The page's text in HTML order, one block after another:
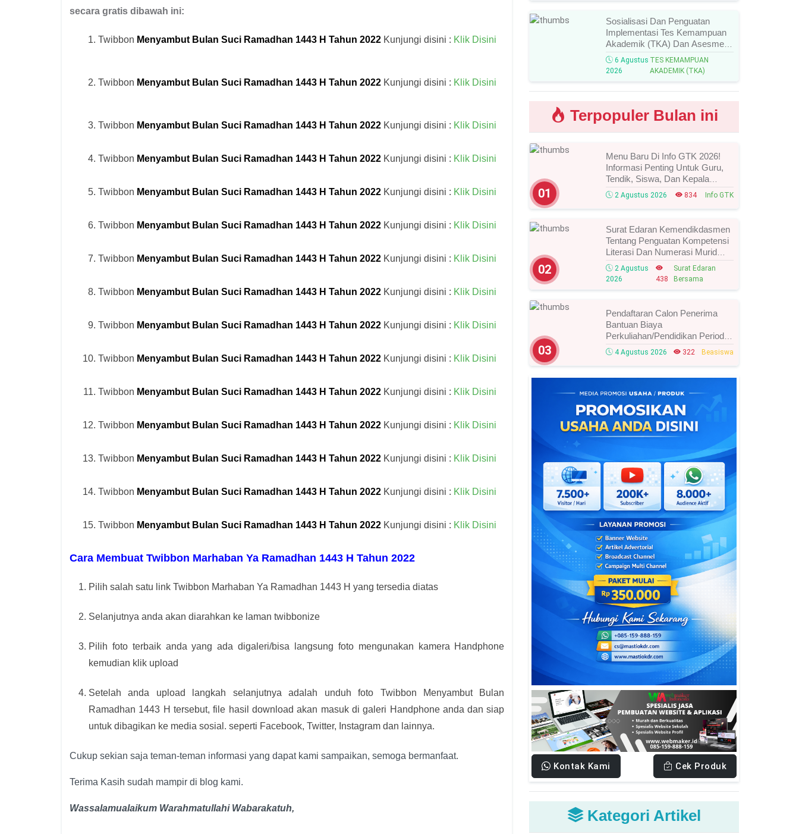
secara gratis dibawah ini:
Twibbon Menyambut Bulan Suci Ramadhan 1443 H Tahun 2022 Kunjungi disini : Klik Disini
Twibbon Menyambut Bulan Suci Ramadhan 1443 H Tahun 2022 Kunjungi disini : Klik Disini
Twibbon Menyambut Bulan Suci Ramadhan 1443 H Tahun 2022 Kunjungi disini : Klik Disini
Twibbon Menyambut Bulan Suci Ramadhan 1443 H Tahun 2022 Kunjungi disini : Klik Disini
Twibbon Menyambut Bulan Suci Ramadhan 1443 H Tahun 2022 Kunjungi disini : Klik Disini
Twibbon Menyambut Bulan Suci Ramadhan 1443 H Tahun 2022 Kunjungi disini : Klik Disini
Twibbon Menyambut Bulan Suci Ramadhan 1443 H Tahun 2022 Kunjungi disini : Klik Disini
Twibbon Menyambut Bulan Suci Ramadhan 1443 H Tahun 2022 Kunjungi disini : Klik Disini
Twibbon Menyambut Bulan Suci Ramadhan 1443 H Tahun 2022 Kunjungi disini : Klik Disini
Twibbon Menyambut Bulan Suci Ramadhan 1443 H Tahun 2022 Kunjungi disini : Klik Disini
Twibbon Menyambut Bulan Suci Ramadhan 1443 H Tahun 2022 Kunjungi disini : Klik Disini
Twibbon Menyambut Bulan Suci Ramadhan 1443 H Tahun 2022 Kunjungi disini : Klik Disini
Twibbon Menyambut Bulan Suci Ramadhan 1443 H Tahun 2022 Kunjungi disini : Klik Disini
Twibbon Menyambut Bulan Suci Ramadhan 1443 H Tahun 2022 Kunjungi disini : Klik Disini
Twibbon Menyambut Bulan Suci Ramadhan 1443 H Tahun 2022 Kunjungi disini : Klik Disini
Cara Membuat Twibbon Marhaban Ya Ramadhan 1443 H Tahun 2022
Pilih salah satu link Twibbon Marhaban Ya Ramadhan 1443 H yang tersedia diatas
Selanjutnya anda akan diarahkan ke laman twibbonize
Pilih foto terbaik anda yang ada digaleri/bisa langsung foto mengunakan kamera Handphone
kemudian klik upload
Setelah anda upload langkah selanjutnya adalah unduh foto Twibbon Menyambut Bulan
Ramadhan 1443 H tersebut, file hasil download akan masuk di galeri Handphone anda dan siap
untuk dibagikan ke media sosial. seperti Facebook, Twitter, Instagram dan lainnya.
Cukup sekian saja teman-teman informasi yang dapat kami sampaikan, semoga bermanfaat.
Terima Kasih sudah mampir di blog kami.
Wassalamualaikum Warahmatullahi Wabarakatuh,
Sosialisasi Dan Penguatan
Implementasi Tes Kemampuan
Akademik (TKA) Dan Asesmen
Nasional (AN) Jenjang SMK
Tahun 2026, Ini Jadwal, Materi,
Dan Link Mengikutinya!
6 Agustus
2026
TES KEMAMPUAN
AKADEMIK (TKA)
Terpopuler Bulan ini
01
Menu Baru Di Info GTK 2026!
Informasi Penting Untuk Guru,
Tendik, Siswa, Dan Kepala
Sekolah, Segera Cek Ini Batas
Waktunya!
2 Agustus 2026 834 Info GTK
02
Surat Edaran Kemendikdasmen
Tentang Penguatan Kompetensi
Literasi Dan Numerasi Murid
Tahun 2026, Ini Strategi Dan
Alurnya
2 Agustus
2026
438
Surat Edaran
Bersama
03
Pendaftaran Calon Penerima
Bantuan Biaya
Perkuliahan/Pendidikan Periode
Agustus 2026 Resmi Dibuka,
Simak Syarat Dan Jadwal
Lengkapnya
4 Agustus 2026 322 Beasiswa
Kontak Kami Cek Produk
Kategori Artikel